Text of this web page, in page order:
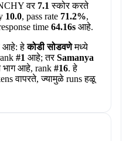
वर 7.1 स्कोर करते
10.0, pass rate 71.2%,
time 64.16sआहे.
आहे: हेकोडी सोडवणेमध्ये
#1 आहे; तरSamanya
भाग आहे, rank #16. हे
वापरते, ज्यामुळे runs हळू